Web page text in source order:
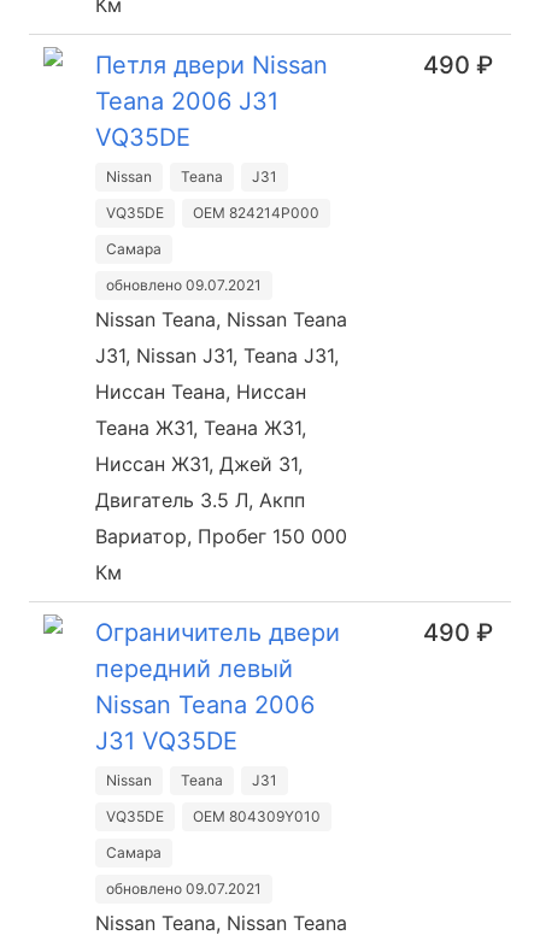
Км
Петля двери Nissan
Teana 2006 J31
VQ35DE
Nissan Teana
J31
VQ35DE
OEM 824214P000
Самара
обновлено 09.07.2021
Nissan Teana, Nissan Teana
J31, Nissan J31, Teana J31,
Ниссан Теана, Ниссан
Теана Ж31, Теана Ж31,
Ниссан Ж31, Джей 31,
Двигатель 3.5 Л, Акпп
Вариатор, Пробег 150 000
Км
490 ₽
Ограничитель двери
передний левый
Nissan Teana 2006
J31 VQ35DE
Nissan Teana
J31
VQ35DE
OEM 804309Y010
Самара
обновлено 09.07.2021
Nissan Teana, Nissan Teana
490 ₽